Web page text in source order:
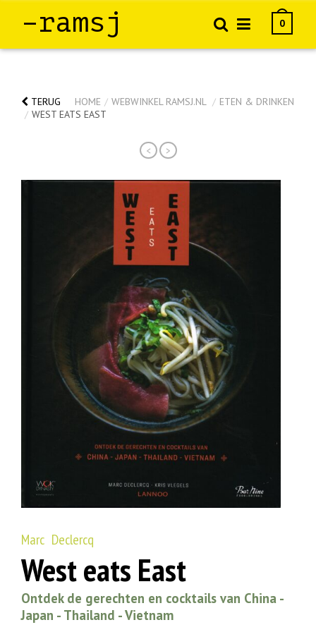
–ramsj 0
TERUG HOME / WEBWINKEL RAMSJ.NL / ETEN & DRINKEN
/ WEST EATS EAST
< >
Marc Declercq
West eats East
Ontdek de gerechten en cocktails van China -
Japan - Thailand - Vietnam